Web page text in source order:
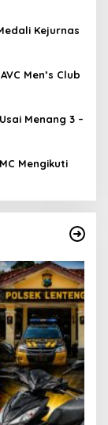
Kejurnas
Men’s Club
Menang 3 –
Mengikuti